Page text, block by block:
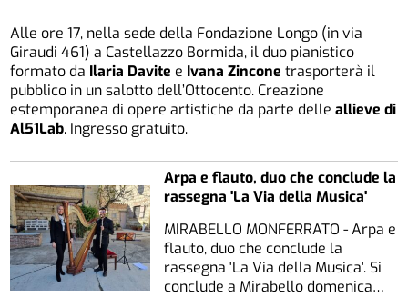
Alle ore 17, nella sede della Fondazione Longo (in via
Giraudi 461) a Castellazzo Bormida, il duo pianistico
formato da Ilaria Davite e Ivana Zincone trasporterà il
pubblico in un salotto dell’Ottocento. Creazione
estemporanea di opere artistiche da parte delleallieve di
Al51Lab. Ingresso gratuito.
Arpa e flauto, duo che conclude la
rassegna 'La Via della Musica'
MIRABELLO MONFERRATO - Arpa e
flauto, duo che conclude la
rassegna 'La Via della Musica'. Si
conclude a Mirabello domenica…